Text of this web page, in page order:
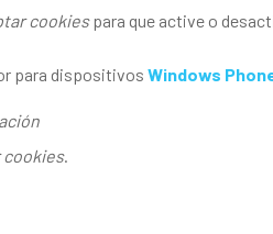
cookiespara que active o
para dispositivosWindows
.